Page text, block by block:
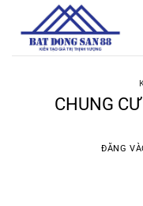
CHUNG
ĐĂNG